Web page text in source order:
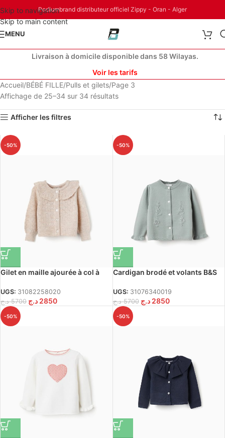
Skip to navigation
Skip to main content
Podiumbrand distributeur officiel Zippy - Oran - Alger
MENU
Livraison à domicile disponible dans 58 Wilayas.
Voir les tarifs
Accueil BÉBÉ FILLE Pulls et gilets Page 3
Affichage de 25–34 sur 34 résultats
Afficher les filtres
-50%
Gilet en maille ajourée à col à
UGS: 31082258020
5700 د.ج 2850 د.ج
-50%
Cardigan brodé et volants B&S
UGS: 31076340019
5700 د.ج 2850 د.ج
-50% -50%